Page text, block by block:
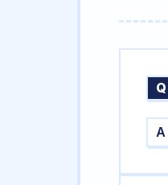
Q
A